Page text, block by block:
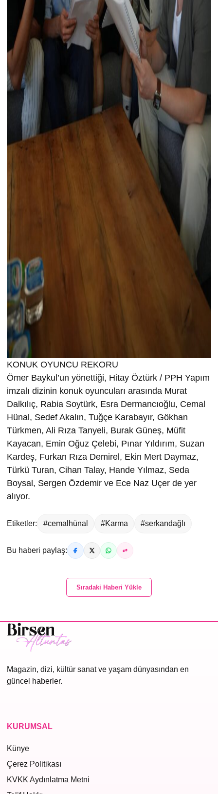
KONUK OYUNCU REKORU
Ömer Baykul’un yönettiği, Hitay Öztürk / PPH Yapım
imzalı dizinin konuk oyuncuları arasında Murat
Dalkılıç, Rabia Soytürk, Esra Dermancıoğlu, Cemal
Hünal, Sedef Akalın, Tuğçe Karabayır, Gökhan
Türkmen, Ali Rıza Tanyeli, Burak Güneş, Müfit
Kayacan, Emin Oğuz Çelebi, Pınar Yıldırım, Suzan
Kardeş, Furkan Rıza Demirel, Ekin Mert Daymaz,
Türkü Turan, Cihan Talay, Hande Yılmaz, Seda
Boysal, Sergen Özdemir ve Ece Naz Uçer de yer
alıyor.
Etiketler: #cemalhünal #Karma #serkandağlı
Bu haberi paylaş:
Sıradaki Haberi Yükle
Magazin, dizi, kültür sanat ve yaşam dünyasından en
güncel haberler.
KURUMSAL
Künye
Çerez Politikası
KVKK Aydınlatma Metni